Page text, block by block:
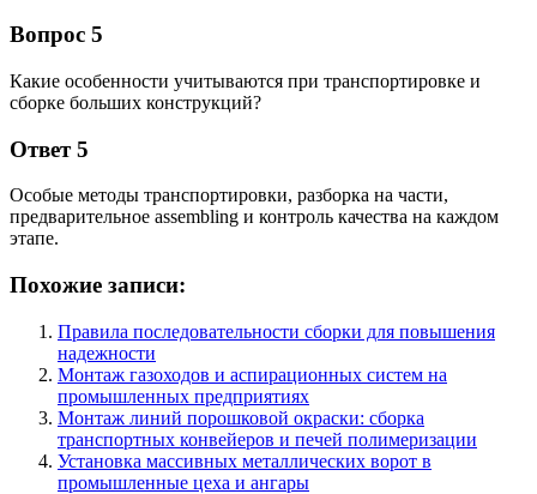
Вопрос 5
Какие особенности учитываются при транспортировке и
сборке больших конструкций?
Ответ 5
Особые методы транспортировки, разборка на части,
предварительное assembling и контроль качества на каждом
этапе.
Похожие записи:
Правила последовательности сборки для повышения
надежности
Монтаж газоходов и аспирационных систем на
промышленных предприятиях
Монтаж линий порошковой окраски: сборка
транспортных конвейеров и печей полимеризации
Установка массивных металлических ворот в
промышленные цеха и ангары